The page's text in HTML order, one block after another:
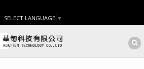
SELECT LANGUAGE ▼